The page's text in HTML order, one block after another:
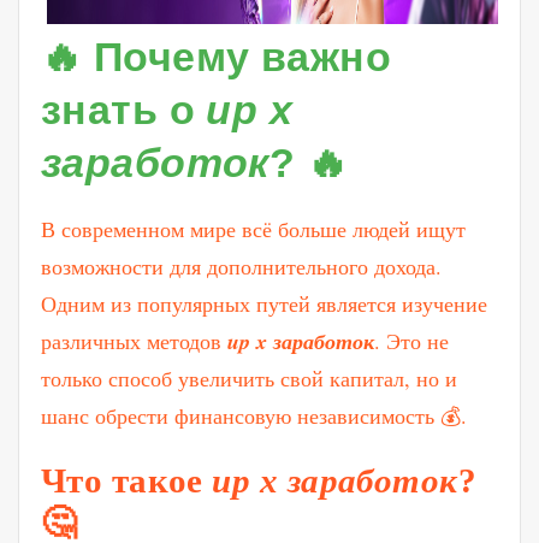
🔥 Почему важно
знать о up x
заработок? 🔥
В современном мире всё больше людей ищут
возможности для дополнительного дохода.
Одним из популярных путей является изучение
различных методов up x заработок. Это не
только способ увеличить свой капитал, но и
шанс обрести финансовую независимость 💰.
Что такое up x заработок?
🤔